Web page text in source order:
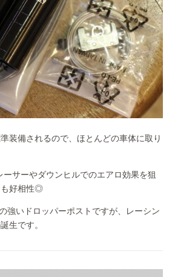
装備されるので、ほとんどの車体に取り
サーやダウンヒルでのエアロ効果を狙
も好相性◎
強いドロッパーポストですが、レーシン
生です。